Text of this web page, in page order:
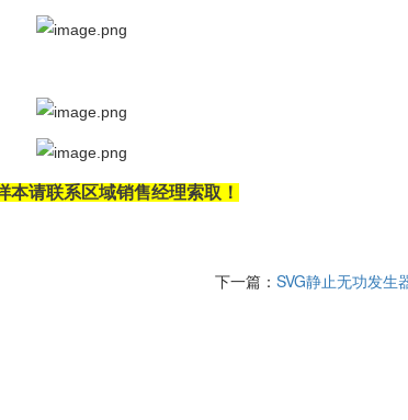
本请联系区域销售经理索取 ！
下一篇： SVG静止无功发生